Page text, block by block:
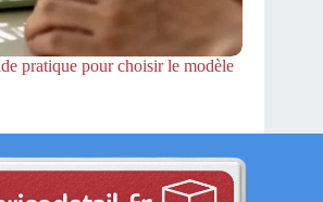
pratique pour choisir le modèle